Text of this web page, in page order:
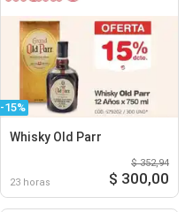
-15%
Whisky Old Parr
23 horas
$ 352,94
$ 300,00